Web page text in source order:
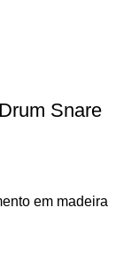
Snare
em madeira